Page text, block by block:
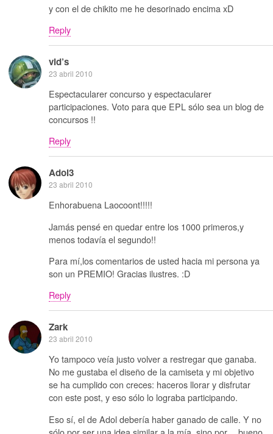
y con el de chikito me he desorinado encima xD
Reply
vid’s
23 abril 2010
Espectacularer concurso y espectacularer
participaciones. Voto para que EPL sólo sea un blog de
concursos !!
Reply
Adol3
23 abril 2010
Enhorabuena Laocoont!!!!!
Jamás pensé en quedar entre los 1000 primeros,y
menos todavía el segundo!!
Para mí,los comentarios de usted hacia mi persona ya
son un PREMIO! Gracias ilustres. :D
Reply
Zark
23 abril 2010
Yo tampoco veía justo volver a restregar que ganaba.
No me gustaba el diseño de la camiseta y mi objetivo
se ha cumplido con creces: haceros llorar y disfrutar
con este post, y eso sólo lo lograba participando.
Eso sí, el de Adol debería haber ganado de calle. Y no